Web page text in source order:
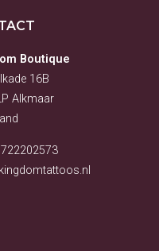
Boutique
16B
Alkmaar